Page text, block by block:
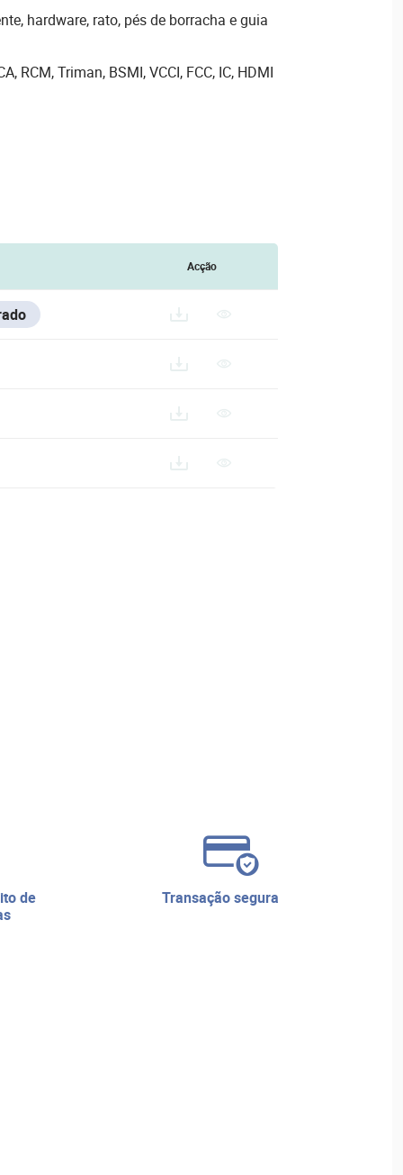
hardware, rato, pés de borracha e guia
RCM, Triman, BSMI, VCCI, FCC, IC, HDMI
Acção
transação segura